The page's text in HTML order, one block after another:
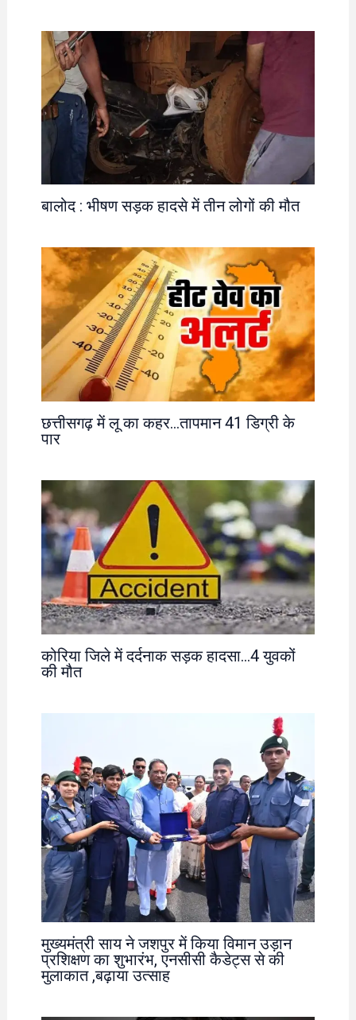
बालोद : भीषण सड़क हादसे में तीन लोगों की मौत
छत्तीसगढ़ में लू का कहर…तापमान 41 डिग्री के
पार
कोरिया जिले में दर्दनाक सड़क हादसा…4 युवकों
की मौत
मुख्यमंत्री साय ने जशपुर में किया विमान उड़ान
प्रशिक्षण का शुभारंभ, एनसीसी कैडेट्स से की
मुलाकात ,बढ़ाया उत्साह